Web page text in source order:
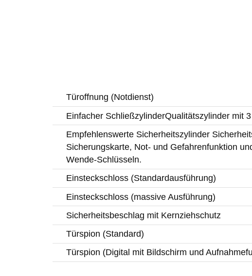
Türoffnung (Notdienst)
Einfacher SchließzylinderQualitätszylinder mit
Empfehlenswerte Sicherheitszylinder
Sicherungskarte, Not- und Gefahrenfunktion
Wende-Schlüsseln.
Einsteckschloss (Standardausführung)
Einsteckschloss (massive Ausführung)
Sicherheitsbeschlag mit Kernziehschutz
Türspion (Standard)
Türspion (Digital mit Bildschirm und